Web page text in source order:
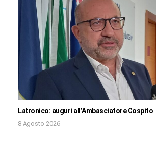
Latronico: auguri all’Ambasciatore Cospito
8 Agosto 2026